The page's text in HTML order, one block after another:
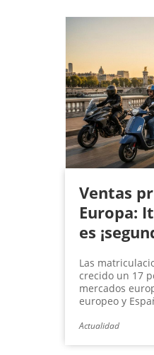
Ventas
Europa:
es
Las
crecido un 17
mercados
europeo y
Actualidad